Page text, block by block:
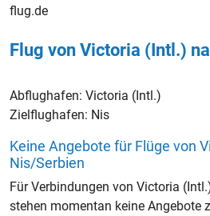
flug.de
Flug von Victoria (Intl.)
Abflughafen: Victoria (Intl.)
Zielflughafen: Nis
Keine Angebote für Flüge von
Nis/Serbien
Für Verbindungen von Victoria
stehen momentan keine Angebote